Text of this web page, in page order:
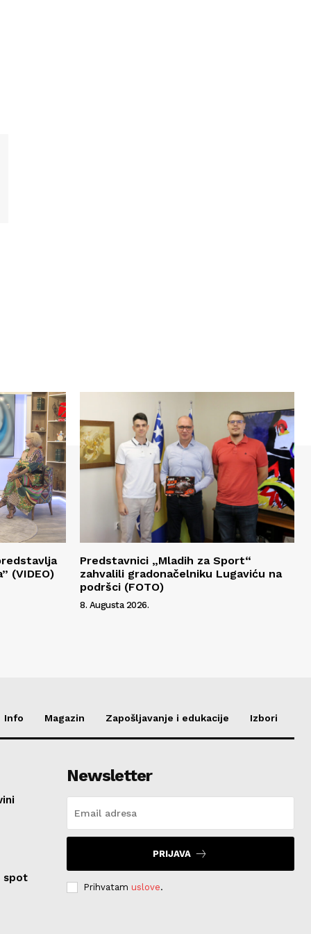
(VIDEO)
Predstavnici „Mladih za Sport“
zahvalili gradonačelniku Lugaviću na
podršci (FOTO)
8. Augusta 2026.
Info Magazin Zapošljavanje i edukacije Izbori
spot
Newsletter
PRIJAVA
Prihvatam uslove.